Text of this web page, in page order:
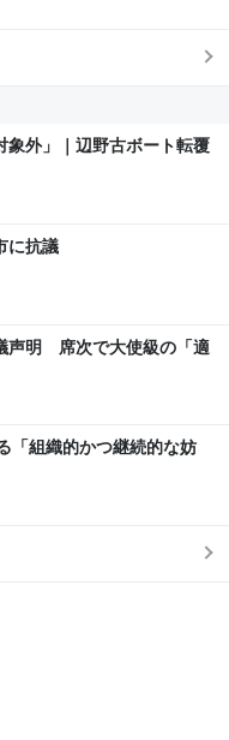
外」｜辺野古ボート転覆
に抗議
声明 席次で大使級の「適
「組織的かつ継続的な妨